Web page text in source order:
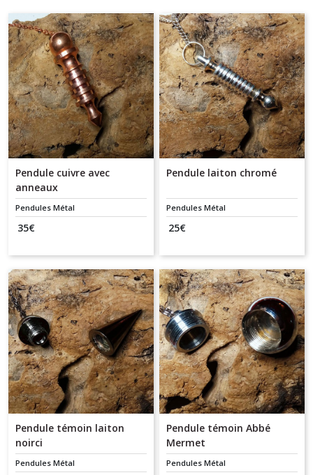
Pendule cuivre avec
anneaux
Pendules Métal
35€
Pendule laiton chromé
Pendules Métal
25€
Pendule témoin laiton
noirci
Pendules Métal
Pendule témoin Abbé
Mermet
Pendules Métal